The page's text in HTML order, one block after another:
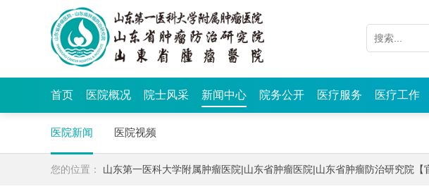
首页 医院概况 院士风采 新闻中心 院务公开 医疗服务 医疗工作
医院新闻 医院视频
您的位置： 山东第一医科大学附属肿瘤医院|山东省肿瘤医院|山东省肿瘤防治研究院【